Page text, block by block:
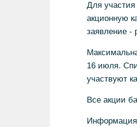
Для
акционную
заявление -
16 июля.
участвуют
Все акции
Информация